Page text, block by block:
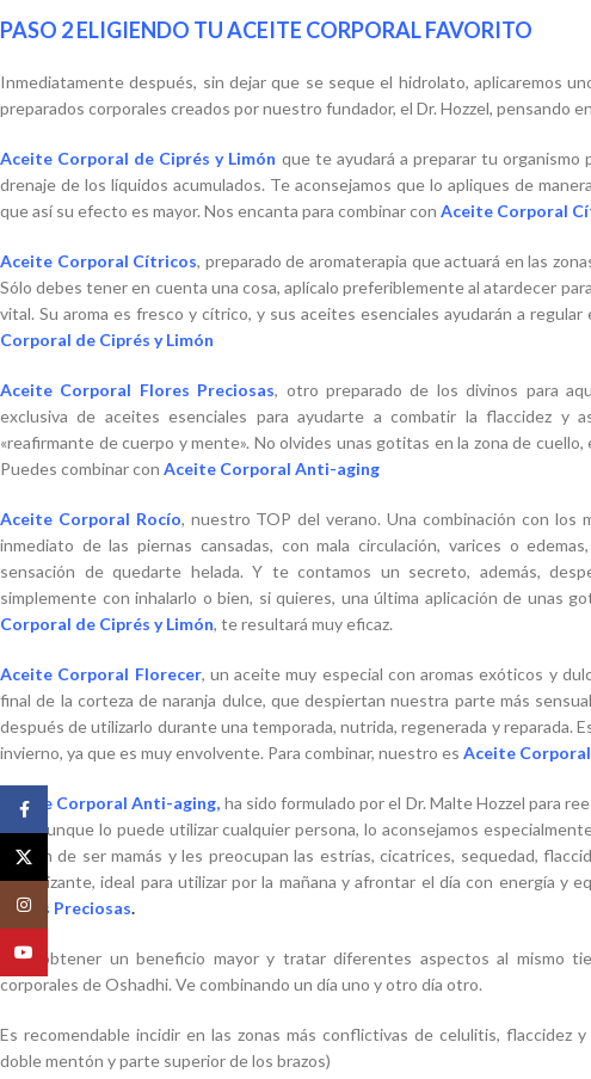
PASO 2 ELIGIENDO TU ACEITE CORPORAL FAVORITO
Inmediatamente después, sin dejar que se seque el hidrolato, aplicaremos
preparados corporales creados por nuestro fundador, el Dr. Hozzel, pensando
Aceite Corporal de Ciprés y Limón que te ayudará a preparar tu organismo
drenaje de los líquidos acumulados. Te aconsejamos que lo apliques de
que así su efecto es mayor. Nos encanta para combinar con Aceite Corporal
Aceite Corporal Cítricos, preparado de aromaterapia que actuará en las
Sólo debes tener en cuenta una cosa, aplícalo preferiblemente al atardecer
vital. Su aroma es fresco y cítrico, y sus aceites esenciales ayudarán a
Corporal de Ciprés y Limón
Aceite Corporal Flores Preciosas, otro preparado de los divinos para
exclusiva de aceites esenciales para ayudarte a combatir la flaccidez y
«reafirmante de cuerpo y mente». No olvides unas gotitas en la zona de
Puedes combinar con Aceite Corporal Anti-aging
Aceite Corporal Rocío, nuestro TOP del verano. Una combinación con los
inmediato de las piernas cansadas, con mala circulación, varices o
sensación de quedarte helada. Y te contamos un secreto, además,
simplemente con inhalarlo o bien, si quieres, una última aplicación de unas
Corporal de Ciprés y Limón, te resultará muy eficaz.
Aceite Corporal Florecer, un aceite muy especial con aromas exóticos y
final de la corteza de naranja dulce, que despiertan nuestra parte más
después de utilizarlo durante una temporada, nutrida, regenerada y reparada.
invierno, ya que es muy envolvente. Para combinar, nuestro es Aceite
Aceite Corporal Anti-aging, ha sido formulado por el Dr. Malte Hozzel para
piel. Aunque lo puede utilizar cualquier persona, lo aconsejamos
acaban de ser mamás y les preocupan las estrías, cicatrices, sequedad,
revitalizante, ideal para utilizar por la mañana y afrontar el día con energía y
Flores Preciosas.
Para obtener un beneficio mayor y tratar diferentes aspectos al mismo
corporales de Oshadhi. Ve combinando un día uno y otro día otro.
Es recomendable incidir en las zonas más conflictivas de celulitis, flaccidez
doble mentón y parte superior de los brazos)
Facebook
X
Instagram
YouTube